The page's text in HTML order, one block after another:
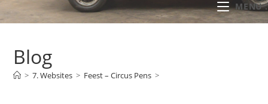
MENU .
Blog
> 7. Websites > Feest – Circus Pens >